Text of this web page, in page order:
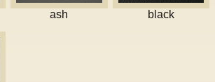
ash black